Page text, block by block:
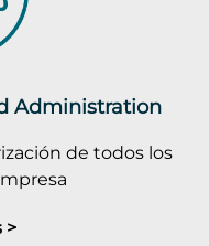
Administration
de todos los
>